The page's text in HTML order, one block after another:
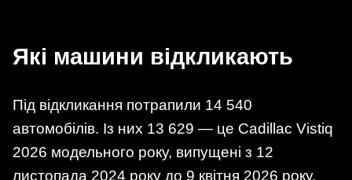
Які машини відкликають
Під відкликання потрапили 14 540
автомобілів. Із них 13 629 — це Cadillac Vistiq
2026 модельного року, випущені з 12
листопада 2024 року до 9 квітня 2026 року.